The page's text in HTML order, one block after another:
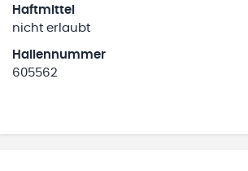
Haftmittel
nicht erlaubt
Hallennummer
605562